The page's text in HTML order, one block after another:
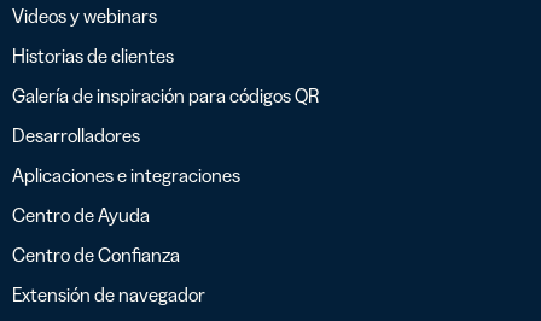
Videos y webinars
Historias de clientes
Galería de inspiración para códigos QR
Desarrolladores
Aplicaciones e integraciones
Centro de Ayuda
Centro de Confianza
Extensión de navegador